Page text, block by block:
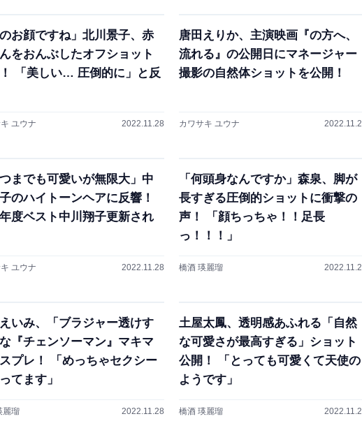
のお顔ですね」北川景子、赤
をおんぶしたオフショット
「美しい… 圧倒的に」と反
ユウナ 2022.11.28
唐田えりか、主演映画『の方へ、
流れる』の公開日にマネージャー
撮影の自然体ショットを公開！
カワサキ ユウナ
つまでも可愛いが無限大」中
のハイトーンヘアに反響！
年度ベスト中川翔子更新され
ユウナ 2022.11.28
「何頭身なんですか」森泉、脚が
長すぎる圧倒的ショットに衝撃の
声！ 「顔ちっちゃ！！足長
っ！！！」
橋酒 瑛麗瑠
いみ、「ブラジャー透けす
『チェンソーマン』マキマ
プレ！ 「めっちゃセクシー
てます」
麗瑠 2022.11.28
土屋太鳳、透明感あふれる「自然
な可愛さが最高すぎる」ショット
公開！ 「とっても可愛くて天使の
ようです」
橋酒 瑛麗瑠